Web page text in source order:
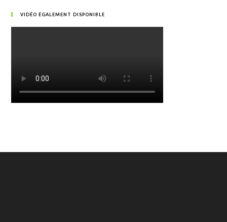
VIDÉO ÉGALEMENT DISPONIBLE